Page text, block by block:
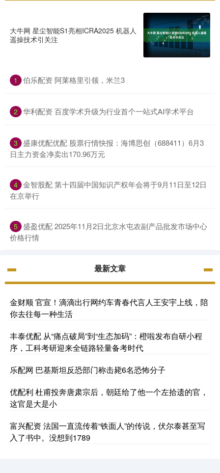
大牛网 星尘智能S1亮相ICRA2025 机器人
遥操技术引关注
1 伯乐配资 阿莱格里引领，米兰3
2 华利配资 百度学术升级为行业首个一站式AI学术平台
3 盛康优配优配 股票行情快报：海博思创（688411）6月3
日主力资金净卖出170.96万元
4 金智股配 第十四届中国知识产权年会将于9月11日至12日
在京举行
5 盛盈优配 2025年11月2日北京水屯农副产品批发市场中心
价格行情
最新文章
金财顺 官宣！滴滴出行网约车青春代言人王安宇上线，陪
你去往每一种生活
丰泰优配 从“痛点破局”到“生态加码”：橙啦发布自研小程
序，工科考研迎来全链路轻量备考时代
乐配网 巴基斯坦反恐部门称击毙6名恐怖分子
优配利 杜甫投奔唐肃宗后，朝廷给了他一个左拾遗的官，
这官是大是小
富兴配资 法国一直流传着“铁面人”的传说，伏尔泰甚至写
入了书中。没想到1789